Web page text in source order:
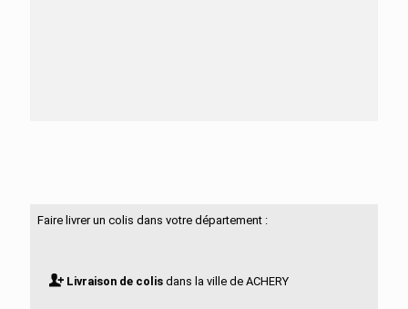
Faire livrer un colis dans votre département :
Livraison de colisdans la ville de ACHERY